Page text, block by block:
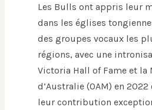
Les Bulls ont appris leur
dans les églises
des groupes vocaux les
régions, avec une
Victoria Hall of Fame et la
d’Australie (OAM) en
leur contribution